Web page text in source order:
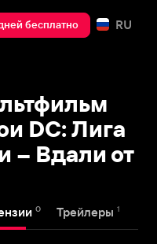
бесплатно RU
DC: Лига
– Вдали от
0 Трейлеры 1